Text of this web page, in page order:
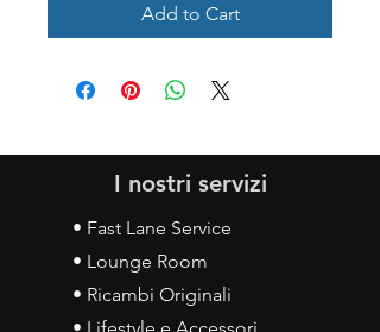
Add to Cart
I nostri servizi
• Fast Lane Service
• Lounge Room
• Ricambi Originali
• Lifestyle e Accessori